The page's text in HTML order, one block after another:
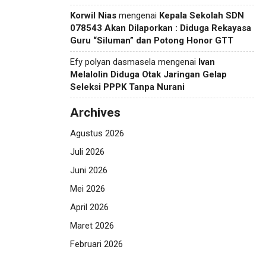
Korwil Nias mengenai Kepala Sekolah SDN
078543 Akan Dilaporkan : Diduga Rekayasa
Guru “Siluman” dan Potong Honor GTT
Efy polyan dasmasela mengenai Ivan
Melalolin Diduga Otak Jaringan Gelap
Seleksi PPPK Tanpa Nurani
Archives
Agustus 2026
Juli 2026
Juni 2026
Mei 2026
April 2026
Maret 2026
Februari 2026